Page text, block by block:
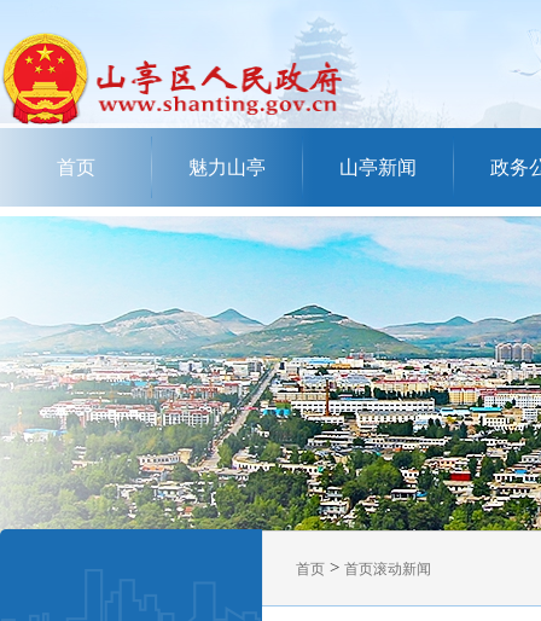
首页 魅力山亭 山亭新闻 政务
首页 > 首页滚动新闻